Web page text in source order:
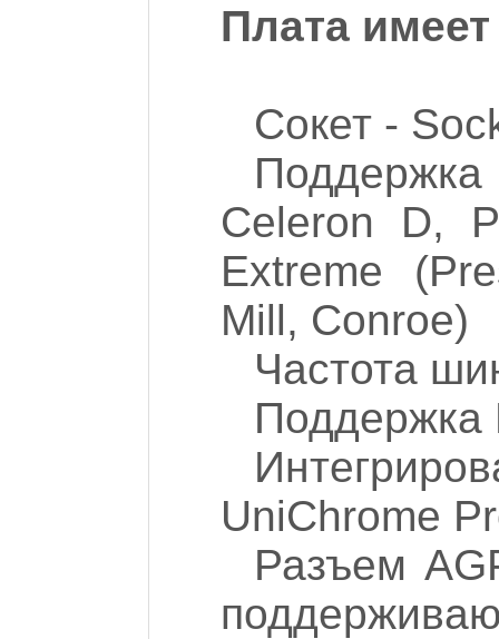
Плата имеет
Сокет -
Celeron D,
Extreme
Mill, Conroe)
Частота
Поддержка
UniChrome
Разъем